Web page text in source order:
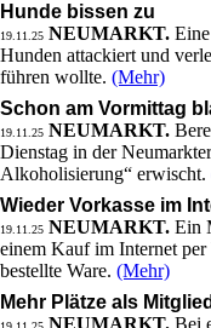
Hunde bissen zu
19.11.25 NEUMARKT.
Hunden attackiert und
führen wollte. (Mehr)
Schon am Vormittag
19.11.25 NEUMARKT.
Dienstag in der
Alkoholisierung“ erwischt.
Wieder Vorkasse im
19.11.25 NEUMARKT. Ein
einem Kauf im Internet
bestellte Ware. (Mehr)
Mehr Plätze als
NEUMARKT. Bei